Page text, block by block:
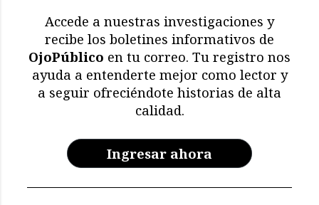
Accede a nuestras investigaciones y
recibe los boletines informativos de
OjoPúblico en tu correo. Tu registro nos
ayuda a entenderte mejor como lector y
a seguir ofreciéndote historias de alta
calidad.
Ingresar ahora